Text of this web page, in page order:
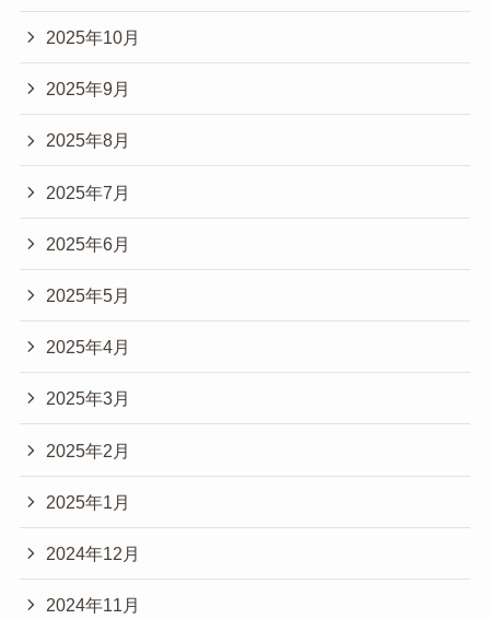
2025年10月
2025年9月
2025年8月
2025年7月
2025年6月
2025年5月
2025年4月
2025年3月
2025年2月
2025年1月
2024年12月
2024年11月